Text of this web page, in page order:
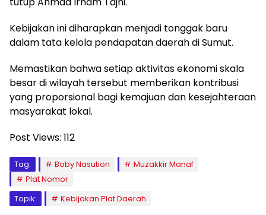
​Kebijakan ini diharapkan menjadi tonggak baru
dalam tata kelola pendapatan daerah di Sumut.
Memastikan bahwa setiap aktivitas ekonomi skala
besar di wilayah tersebut memberikan kontribusi
yang proporsional bagi kemajuan dan kesejahteraan
masyarakat lokal.
Post Views: 112
Tag: Boby Nasution
Muzakkir Manaf
Plat Nomor
Topik:
Kebijakan Plat Daerah